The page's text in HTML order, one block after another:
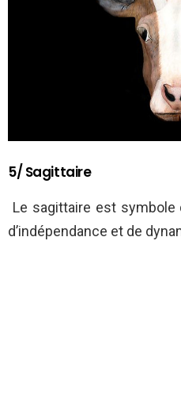
5/ Sagittaire
Le sagittaire est symbole
d’indépendance et de